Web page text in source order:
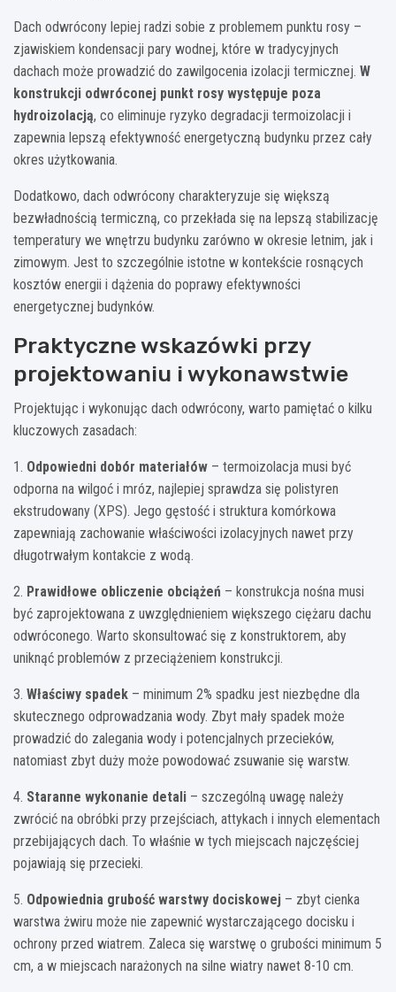
Dach odwrócony lepiej radzi sobie z problemem punktu rosy –
zjawiskiem kondensacji pary wodnej, które w tradycyjnych
dachach może prowadzić do zawilgocenia izolacji termicznej. W
konstrukcji odwróconej punkt rosy występuje poza
hydroizolacją, co eliminuje ryzyko degradacji termoizolacji i
zapewnia lepszą efektywność energetyczną budynku przez cały
okres użytkowania.
Dodatkowo, dach odwrócony charakteryzuje się większą
bezwładnością termiczną, co przekłada się na lepszą stabilizację
temperatury we wnętrzu budynku zarówno w okresie letnim, jak i
zimowym. Jest to szczególnie istotne w kontekście rosnących
kosztów energii i dążenia do poprawy efektywności
energetycznej budynków.
Praktyczne wskazówki przy
projektowaniu i wykonawstwie
Projektując i wykonując dach odwrócony, warto pamiętać o kilku
kluczowych zasadach:
1. Odpowiedni dobór materiałów – termoizolacja musi być
odporna na wilgoć i mróz, najlepiej sprawdza się polistyren
ekstrudowany (XPS). Jego gęstość i struktura komórkowa
zapewniają zachowanie właściwości izolacyjnych nawet przy
długotrwałym kontakcie z wodą.
2. Prawidłowe obliczenie obciążeń – konstrukcja nośna musi
być zaprojektowana z uwzględnieniem większego ciężaru dachu
odwróconego. Warto skonsultować się z konstruktorem, aby
uniknąć problemów z przeciążeniem konstrukcji.
3. Właściwy spadek – minimum 2% spadku jest niezbędne dla
skutecznego odprowadzania wody. Zbyt mały spadek może
prowadzić do zalegania wody i potencjalnych przecieków,
natomiast zbyt duży może powodować zsuwanie się warstw.
4. Staranne wykonanie detali – szczególną uwagę należy
zwrócić na obróbki przy przejściach, attykach i innych elementach
przebijających dach. To właśnie w tych miejscach najczęściej
pojawiają się przecieki.
5. Odpowiednia grubość warstwy dociskowej – zbyt cienka
warstwa żwiru może nie zapewnić wystarczającego docisku i
ochrony przed wiatrem. Zaleca się warstwę o grubości minimum 5
cm, a w miejscach narażonych na silne wiatry nawet 8-10 cm.